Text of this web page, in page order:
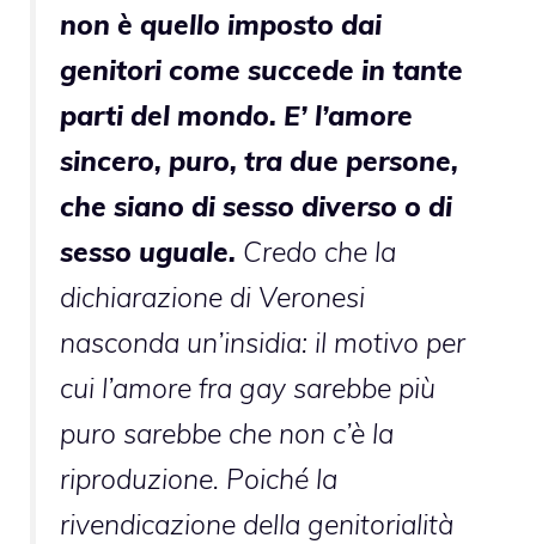
non è quello imposto dai
genitori come succede in tante
parti del mondo. E’ l’amore
sincero, puro, tra due persone,
che siano di sesso diverso o di
sesso uguale. Credo che la
dichiarazione di Veronesi
nasconda un’insidia: il motivo per
cui l’amore fra gay sarebbe più
puro sarebbe che non c’è la
riproduzione. Poiché la
rivendicazione della genitorialità